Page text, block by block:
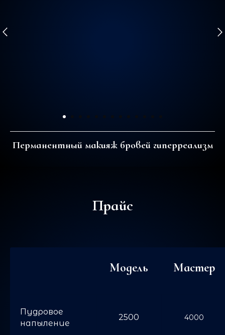
Перманентный макияж бровей гиперреализм
Прайс
Модель Мастер
Пудровое
напыление
2500 4000